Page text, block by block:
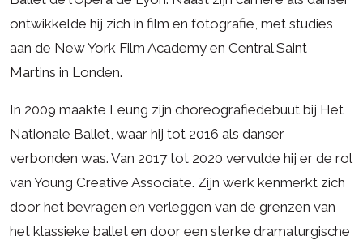
ontwikkelde hij zich in film en fotografie, met studies
aan de New York Film Academy en Central Saint
Martins in Londen.
In 2009 maakte Leung zijn choreografiedebuut bij Het
Nationale Ballet, waar hij tot 2016 als danser
verbonden was. Van 2017 tot 2020 vervulde hij er de rol
van Young Creative Associate. Zijn werk kenmerkt zich
door het bevragen en verleggen van de grenzen van
het klassieke ballet en door een sterke dramaturgische